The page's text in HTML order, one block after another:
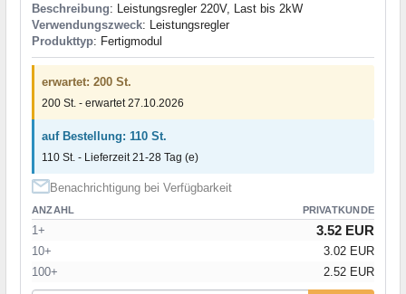
Beschreibung: Leistungsregler 220V, Last bis 2kW
Verwendungszweck: Leistungsregler
Produkttyp: Fertigmodul
erwartet: 200 St.
200 St. - erwartet 27.10.2026
auf Bestellung: 110 St.
110 St. - Lieferzeit 21-28 Tag (e)
Benachrichtigung bei Verfügbarkeit
ANZAHL PRIVATKUNDE
1+ 3.52 EUR
10+
3.02 EUR
100+
2.52 EUR